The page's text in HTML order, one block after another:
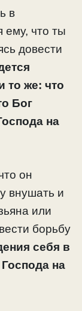
в
ему, что ты
довести
то же: что
Бог
на
он
внушать и
или
борьбу
себя в
на